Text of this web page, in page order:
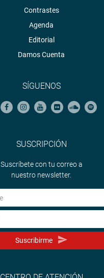
Contrastes
Agenda
Editorial
Damos Cuenta
SÍGUENOS
SUSCRIPCIÓN
Suscríbete con tu correo a
nuestro newsletter.
Suscribirme